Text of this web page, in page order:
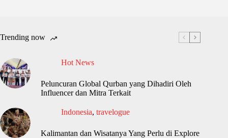
Trending now
Hot News
Peluncuran Global Qurban yang Dihadiri Oleh
Influencer dan Mitra Terkait
Indonesia, travelogue
Kalimantan dan Wisatanya Yang Perlu di Explore